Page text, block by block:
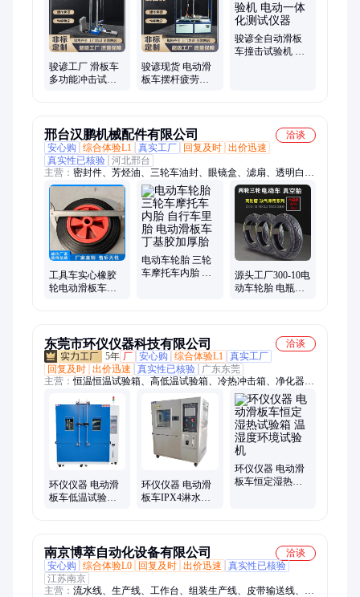
破裂强度检测仪、滑板车耐久试验机、端子拉力试验机、跌落试
验机、万能材料试验机、淋雨试验箱、砂尘试验箱
骏谚工厂 滑板车
多功能冲击试验
骏谚现货 电动滑
板车摆杆疲劳检
骏谚全自动滑板
车撞击试验机 电
邢台汉鹏机械配件有限公司
洽谈
安心购
综合体验L1 真实工厂 回复及时 出价迅速
真实性已核验 河北邢台
主营： 密封件、芳烃油、三轮车油封、眼镜盒、滤扇、透明白
油、骨架油封、高压油封、工业明胶、氟胶油封、夹布组合密封
圈、橡胶气囊、橡胶o型圈、刹车皮碗、液体石蜡油、硅胶密封
圈、电机接线盒、分类垃圾桶、透明石蜡油、夹布密封圈、摩托
车油封、塑料垃圾桶、热熔果冻胶、折叠蚊帐、硅胶地漏芯
工具车实心橡胶
轮电动滑板车两
电动车轮胎 三轮
车摩托车内胎 自
源头工厂300-10电
动车轮胎 电瓶车
东莞市环仪仪器科技有限公司
洽谈
5年 厂 安心购 综合体验L1 真实工厂
回复及时 出价迅速 真实性已核验
广东东莞
主营：恒温恒温试验箱、高低温试验箱、冷热冲击箱、净化器环
境舱、VOC环境舱、步入式试验箱
环仪仪器 电动滑
板车低温试验箱
环仪仪器 电动滑
板车IPX4淋水试
环仪仪器 电动滑
板车恒定湿热试
南京博萃自动化设备有限公司
洽谈
安心购
综合体验L0 回复及时 出价迅速
真实性已核验
江苏南京
主营： 流水线、生产线、工作台、组装生产线、皮带输送线、滚